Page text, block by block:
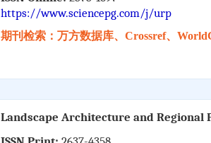
https://www.sciencepg.com/j/urp
期刊检索：万方数据库、Crossref、
Landscape Architecture and Regional